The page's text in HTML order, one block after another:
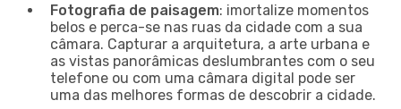
Fotografia de paisagem: imortalize momentos
belos e perca-se nas ruas da cidade com a sua
câmara. Capturar a arquitetura, a arte urbana e
as vistas panorâmicas deslumbrantes com o seu
telefone ou com uma câmara digital pode ser
uma das melhores formas de descobrir a cidade.